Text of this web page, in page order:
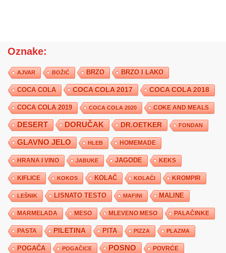
Oznake:
AJVAR BOŽIĆ BRZO BRZO I LAKO
COCA COLA COCA COLA 2017 COCA COLA 2018
COCA COLA 2019 COCA COLA 2020 COKE AND MEALS
DESERT DORUČAK DR.OETKER FONDAN
GLAVNO JELO HLEB HOMEMADE
HRANA I VINO JABUKE JAGODE KEKS
KIFLICE KOKOS KOLAČ KOLAČI KROMPIR
LEŠNIK LISNATO TESTO MAFINI MALINE
MARMELADA MESO MLEVENO MESO PALAČINKE
PASTA PILETINA PITA PIZZA PLAZMA
POGAČA POGAČICE POSNO POVRĆE